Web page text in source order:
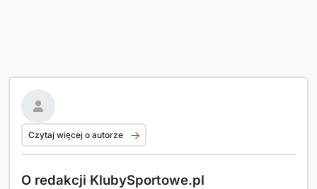
Czytaj więcej o autorze
O redakcji KlubySportowe.pl